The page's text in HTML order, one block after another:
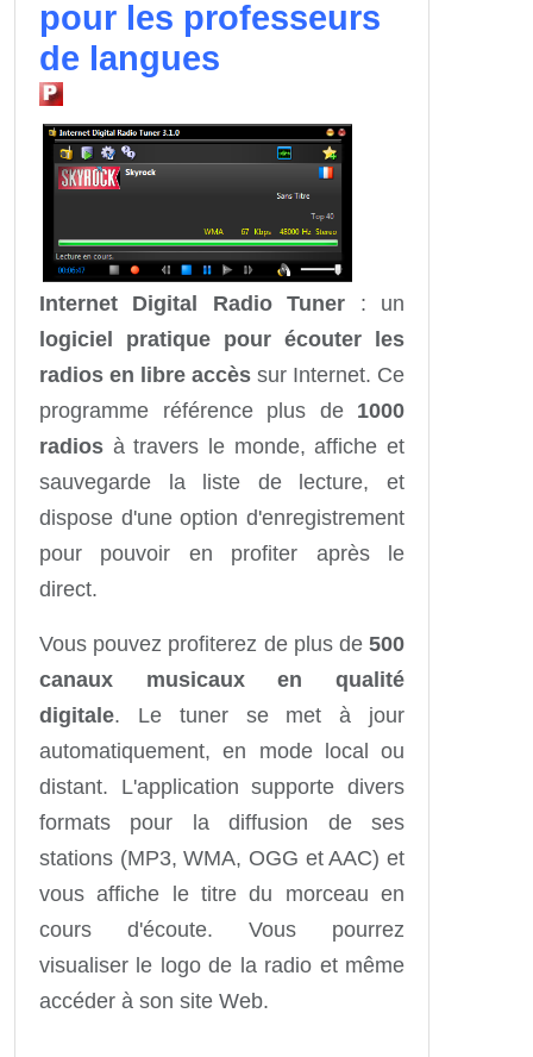
pour les professeurs
de langues
Internet Digital Radio Tuner : un
logiciel pratique pour écouter les
radios en libre accès sur Internet. Ce
programme référence plus de 1000
radios à travers le monde, affiche et
sauvegarde la liste de lecture, et
dispose d'une option d'enregistrement
pour pouvoir en profiter après le
direct.
Vous pouvez profiterez de plus de 500
canaux musicaux en qualité
digitale. Le tuner se met à jour
automatiquement, en mode local ou
distant. L'application supporte divers
formats pour la diffusion de ses
stations (MP3, WMA, OGG et AAC) et
vous affiche le titre du morceau en
cours d'écoute. Vous pourrez
visualiser le logo de la radio et même
accéder à son site Web.